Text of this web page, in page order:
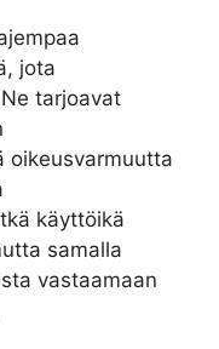
jota
tarjoavat
oikeusvarmuutta
käyttöikä
samalla
vastaamaan